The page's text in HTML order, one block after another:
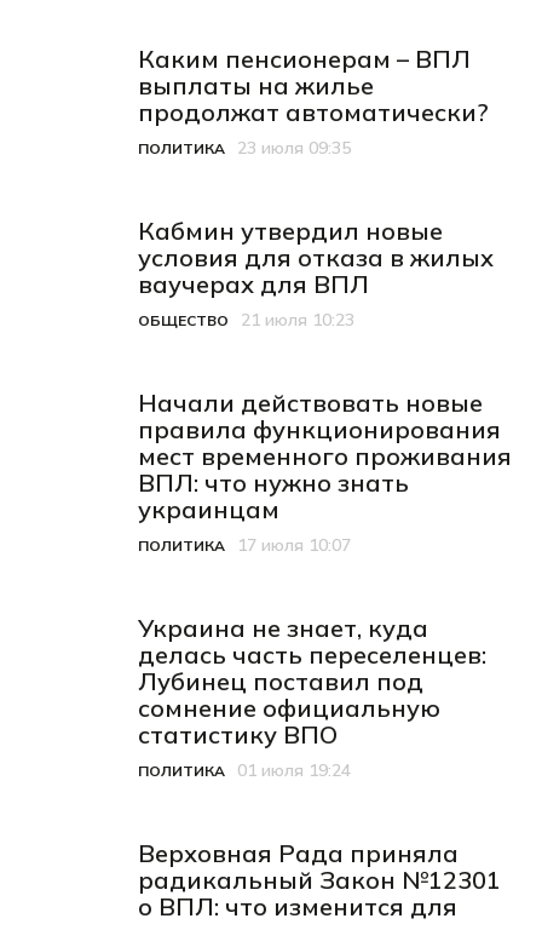
Каким пенсионерам – ВПЛ
выплаты на жилье
продолжат автоматически?
Категория
ПОЛИТИКА
Дата публикации
23 июля 09:35
Кабмин утвердил новые
условия для отказа в жилых
ваучерах для ВПЛ
Категория
ОБЩЕСТВО
Дата публикации
21 июля 10:23
Начали действовать новые
правила функционирования
мест временного проживания
ВПЛ: что нужно знать
украинцам
Категория
ПОЛИТИКА
Дата публикации
17 июля 10:07
Украина не знает, куда
делась часть переселенцев:
Лубинец поставил под
сомнение официальную
статистику ВПО
Категория
ПОЛИТИКА
Дата публикации
01 июля 19:24
Верховная Рада приняла
радикальный Закон №12301
о ВПЛ: что изменится для